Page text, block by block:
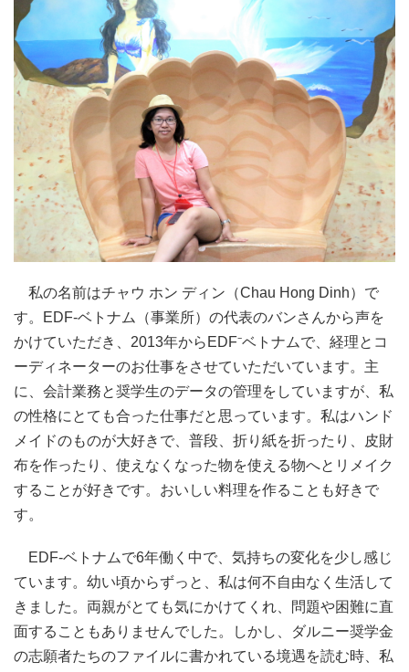
私の名前はチャウ ホン ディン（Chau Hong Dinh）で
す。EDF-ベトナム（事業所）の代表のバンさんから声を
かけていただき、2013年からEDF⁻ベトナムで、経理とコ
ーディネーターのお仕事をさせていただいています。主
に、会計業務と奨学生のデータの管理をしていますが、私
の性格にとても合った仕事だと思っています。私はハンド
メイドのものが大好きで、普段、折り紙を折ったり、皮財
布を作ったり、使えなくなった物を使える物へとリメイク
することが好きです。おいしい料理を作ることも好きで
す。
EDF-ベトナムで6年働く中で、気持ちの変化を少し感じ
ています。幼い頃からずっと、私は何不自由なく生活して
きました。両親がとても気にかけてくれ、問題や困難に直
面することもありませんでした。しかし、ダルニー奨学金
の志願者たちのファイルに書かれている境遇を読む時、私